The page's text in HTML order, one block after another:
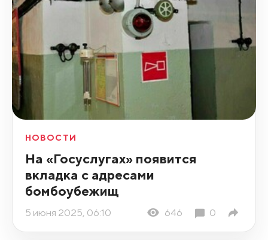
НОВОСТИ
На «Госуслугах» появится
вкладка с адресами
бомбоубежищ
5 июня 2025, 06:10 646 0